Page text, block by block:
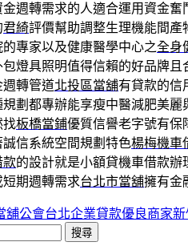
週轉需求的人適合運用資金奮
君綺評價幫助調整生理機能間
專家以及健康醫學中心之全身
包燈具照明值得信賴的好品牌
週轉管道北投區當舖有貸款的信
劃都專辦能享瘦中醫減肥美麗
找板橋當鋪優質信譽老字號有保
信系統空間規劃特色楊梅機車
款的設計就是小額貸機車借款
短期週轉需求台北市當舖擁有金
舖公會台北企業貸款優良商家